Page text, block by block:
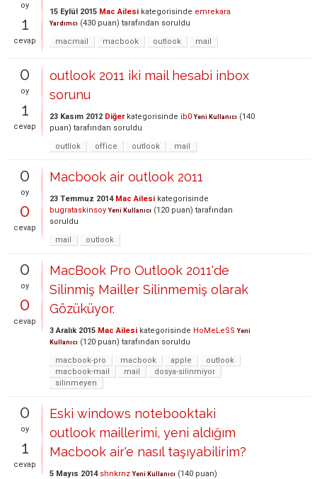
oy
1
cevap
15 Eylül 2015 Mac Ailesi kategorisinde emrekara
Yardımcı (430 puan) tarafından soruldu
macmail
macbook outlook mail
0
oy
1
cevap
outlook 2011 iki mail hesabi inbox
sorunu
23 Kasım 2012 Diğerkategorisinde ib0 Yeni Kullanıcı (140
puan) tarafından soruldu
outllok
office outlook mail
0
oy
0
cevap
Macbook air outlook 2011
23 Temmuz 2014 Mac Ailesi kategorisinde
bugrataskinsoy Yeni Kullanıcı (120 puan) tarafından
soruldu
mail
outlook
0
oy
0
cevap
MacBook Pro Outlook 2011'de
Silinmiş Mailler Silinmemiş olarak
Gözüküyor.
3 Aralık 2015 Mac Ailesi kategorisinde HoMeLeSS Yeni
Kullanıcı (120 puan) tarafından soruldu
macbook-pro
macbook apple
outlook
macbook-mail
mail
dosya-silinmiyor
silinmeyen
0
oy
1
cevap
Eski windows notebooktaki
outlook maillerimi, yeni aldığım
Macbook air'e nasıl taşıyabilirim?
5 Mayıs 2014 shnkrnz Yeni Kullanıcı (140 puan)